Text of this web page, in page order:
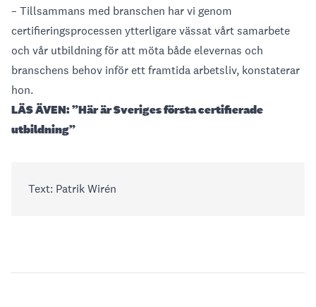
– Tillsammans med branschen har vi genom
certifieringsprocessen ytterligare vässat vårt samarbete
och vår utbildning för att möta både elevernas och
branschens behov inför ett framtida arbetsliv, konstaterar
hon.
LÄS ÄVEN:”Här är Sveriges första certifierade
utbildning”
Text: Patrik Wirén